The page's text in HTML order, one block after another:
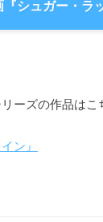
『シュガー・
ーズの作品はこ
ン』